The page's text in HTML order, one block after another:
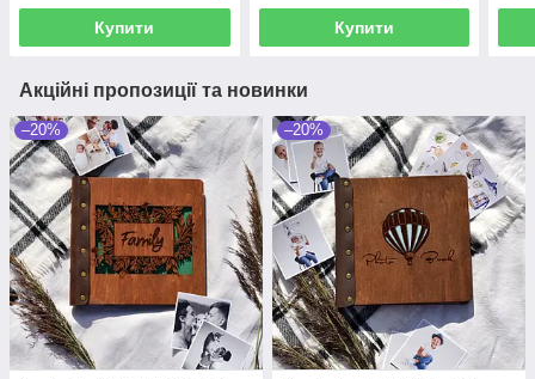
Купити Купити
Акційні пропозиції та новинки
–20% –20%